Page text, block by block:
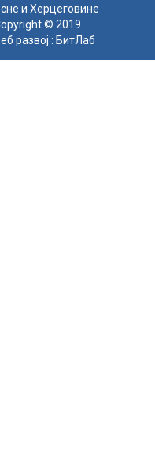
и Херцеговине
© 2019
развој : БитЛаб